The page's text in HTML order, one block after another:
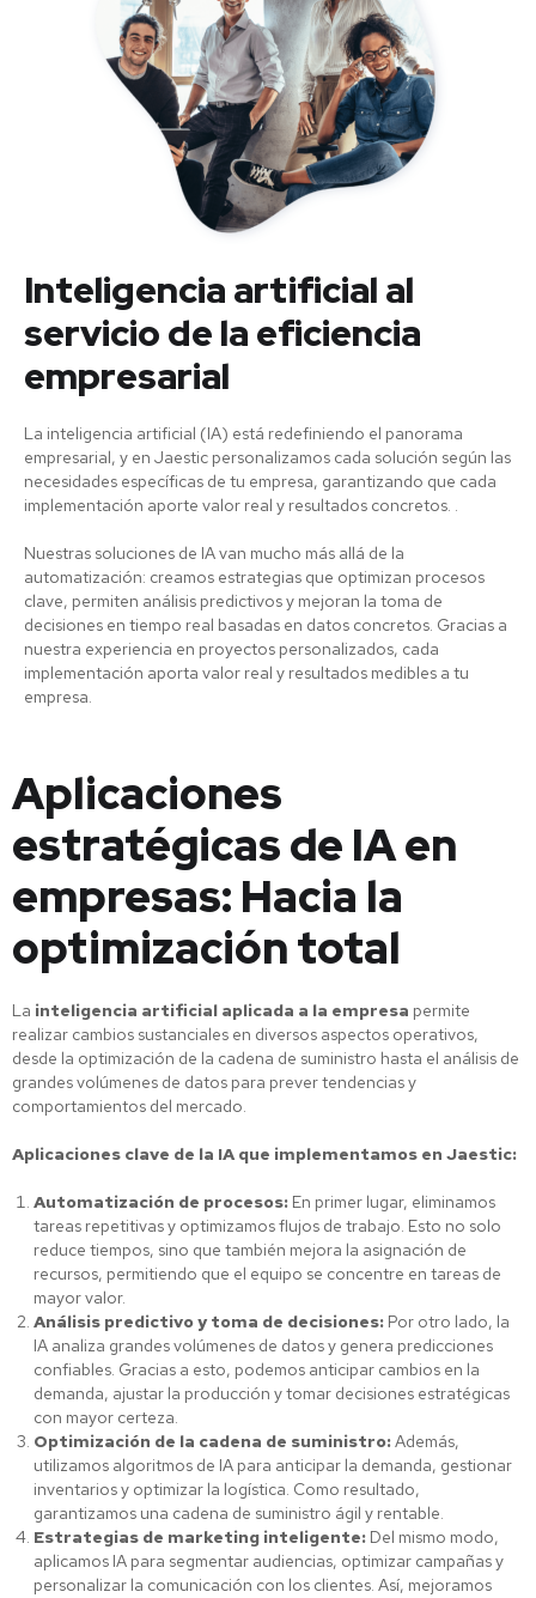
Inteligencia artificial al
servicio de la eficiencia
empresarial
La inteligencia artificial (IA) está redefiniendo el panorama
empresarial, y en Jaestic personalizamos cada solución según las
necesidades específicas de tu empresa, garantizando que cada
implementación aporte valor real y resultados concretos. .
Nuestras soluciones de IA van mucho más allá de la
automatización: creamos estrategias que optimizan procesos
clave, permiten análisis predictivos y mejoran la toma de
decisiones en tiempo real basadas en datos concretos. Gracias a
nuestra experiencia en proyectos personalizados, cada
implementación aporta valor real y resultados medibles a tu
empresa.
Aplicaciones
estratégicas de IA en
empresas: Hacia la
optimización total
La inteligencia artificial aplicada a la empresa permite
realizar cambios sustanciales en diversos aspectos operativos,
desde la optimización de la cadena de suministro hasta el análisis de
grandes volúmenes de datos para prever tendencias y
comportamientos del mercado.
Aplicaciones clave de la IA que implementamos en Jaestic:
Automatización de procesos: En primer lugar, eliminamos
tareas repetitivas y optimizamos flujos de trabajo. Esto no solo
reduce tiempos, sino que también mejora la asignación de
recursos, permitiendo que el equipo se concentre en tareas de
mayor valor.
Análisis predictivo y toma de decisiones: Por otro lado, la
IA analiza grandes volúmenes de datos y genera predicciones
confiables. Gracias a esto, podemos anticipar cambios en la
demanda, ajustar la producción y tomar decisiones estratégicas
con mayor certeza.
Optimización de la cadena de suministro:Además,
utilizamos algoritmos de IA para anticipar la demanda, gestionar
inventarios y optimizar la logística. Como resultado,
garantizamos una cadena de suministro ágil y rentable.
Estrategias de marketing inteligente: Del mismo modo,
aplicamos IA para segmentar audiencias, optimizar campañas y
personalizar la comunicación con los clientes. Así, mejoramos